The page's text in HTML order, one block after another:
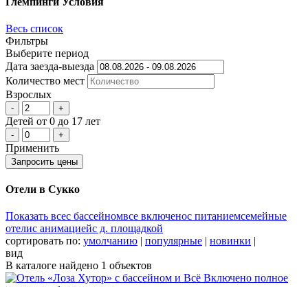
Весь список
Фильтры
Выберите период
Дата заезда-выезда
Количеcтво мест
Взрослых
- +
Детей от 0 до 17 лет
- +
Применить
Запросить цены
Отели в Сукко
Показать всес бассейномвсе включенос питаниемсемейные
отелис анимациейс д. площадкой
сортировать по: умолчанию | популярные | новинки |
вид
В каталоге найдено 1 объектов